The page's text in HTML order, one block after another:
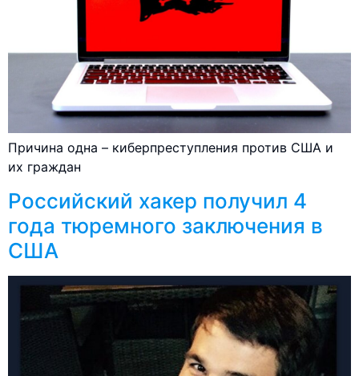
Причина одна – киберпреступления против США и
их граждан
Российский хакер получил 4
года тюремного заключения в
США